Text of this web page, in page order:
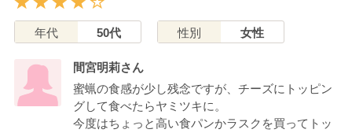
年代 50代 性別 女性
間宮明莉さん
蜜蝋の食感が少し残念ですが、チーズにトッピン
グして食べたらヤミツキに。
今度はちょっと高い食パンかラスクを買ってトッ